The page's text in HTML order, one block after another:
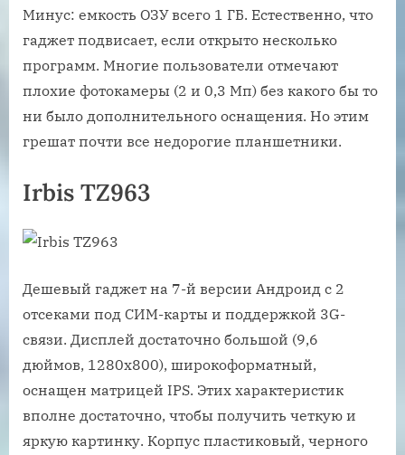
Минус: емкость ОЗУ всего 1 ГБ. Естественно, что
гаджет подвисает, если открыто несколько
программ. Многие пользователи отмечают
плохие фотокамеры (2 и 0,3 Мп) без какого бы то
ни было дополнительного оснащения. Но этим
грешат почти все недорогие планшетники.
Irbis TZ963
Дешевый гаджет на 7-й версии Андроид с 2
отсеками под СИМ-карты и поддержкой 3G-
связи. Дисплей достаточно большой (9,6
дюймов, 1280х800), широкоформатный,
оснащен матрицей IPS. Этих характеристик
вполне достаточно, чтобы получить четкую и
яркую картинку. Корпус пластиковый, черного